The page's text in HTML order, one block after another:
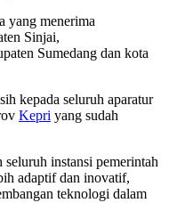
yang menerima
Sinjai,
Sumedang dan kota
kepada seluruh aparatur
Kepri yang sudah
instansi pemerintah
adaptif dan inovatif,
teknologi dalam